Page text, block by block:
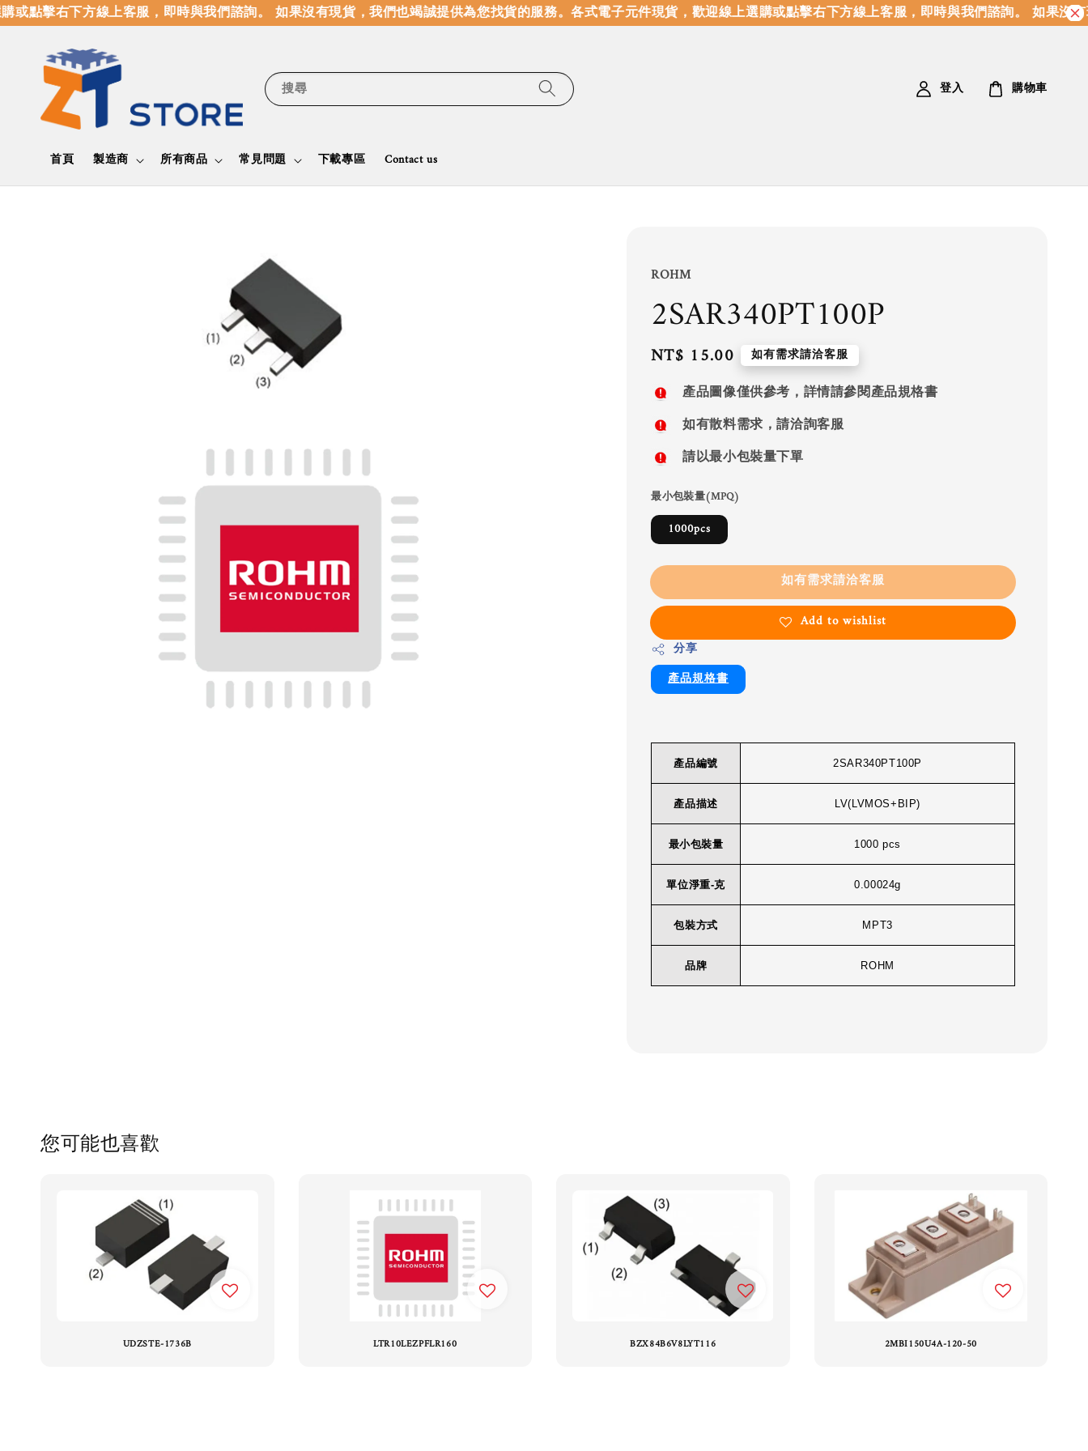
點擊右下方線上客服，即時與我們諮詢。 如果沒有現貨，我們也竭誠提供為您找貨的服務。各式電子元件現貨，歡迎線上選購或點擊右下方線上客服，即時與我們諮詢。 如果沒有
搜尋
首頁 製造商 所有商品 常見問題 下載專區 Contact us
登入 購物車
ROHM
2SAR340PT100P
Regular
price
NT$ 15.00 如有需求請洽客服
產品圖像僅供參考，詳情請參閱產品規格書
如有散料需求，請洽詢客服
請以最小包裝量下單
最小包裝量(MPQ)
1000pcs
如有需求請洽客服
Add to wishlist
分享
產品規格書
產品編號 2SAR340PT100P
產品描述 LV(LVMOS+BIP)
最小包裝量 1000 pcs
單位淨重-克 0.00024g
包裝方式 MPT3
品牌 ROHM
您可能也喜歡
UDZSTE-1736B LTR10LEZPFLR160 BZX84B6V8LYT116 2MBI150U4A-120-50